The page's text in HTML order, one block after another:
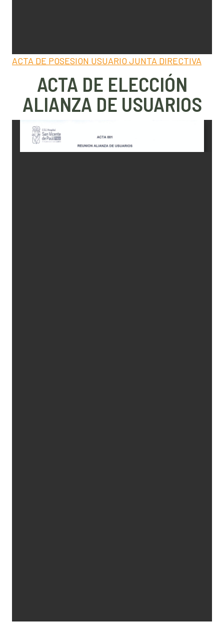
ACTA DE POSESION USUARIO JUNTA DIRECTIVA
ACTA DE ELECCIÓN
ALIANZA DE USUARIOS